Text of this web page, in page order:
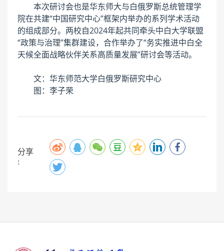
本次研讨会也是华东师大与白俄罗斯总统管理学
院在共建“中国研究中心”框架内举办的系列学术活动
的组成部分。两校自2024年起共同牵头中白大学联盟
“政策与治理”集群建设，合作举办了“务实推进中白全
天候全面战略伙伴关系高质量发展”研讨会等活动。
文：华东师范大学白俄罗斯研究中心
图：李子荣
分享
: